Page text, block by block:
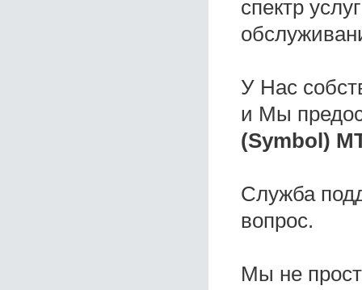
спектр
У Нас
и Мы
(Symbol)
Служба
вопрос.
Мы не